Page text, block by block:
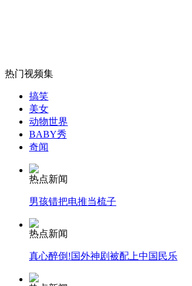
外交部：有关国家言论片面不公正
走！跟着总书记去植树
热门视频集
搞笑
美女
动物世界
BABY秀
奇闻
热点新闻
男孩错把电推当梳子
热点新闻
真心醉倒!国外神剧被配上中国民乐